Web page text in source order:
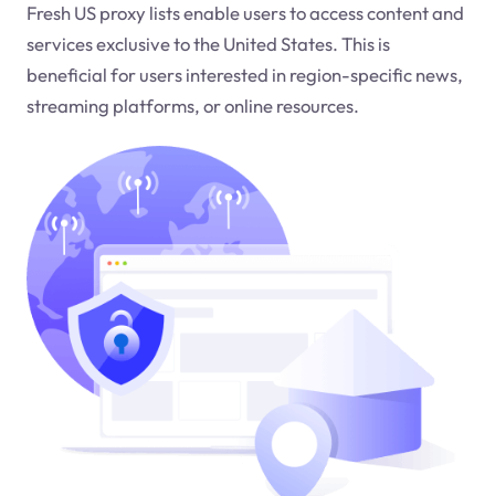
Fresh US proxy lists enable users to access content and
services exclusive to the United States. This is
beneficial for users interested in region-specific news,
streaming platforms, or online resources.